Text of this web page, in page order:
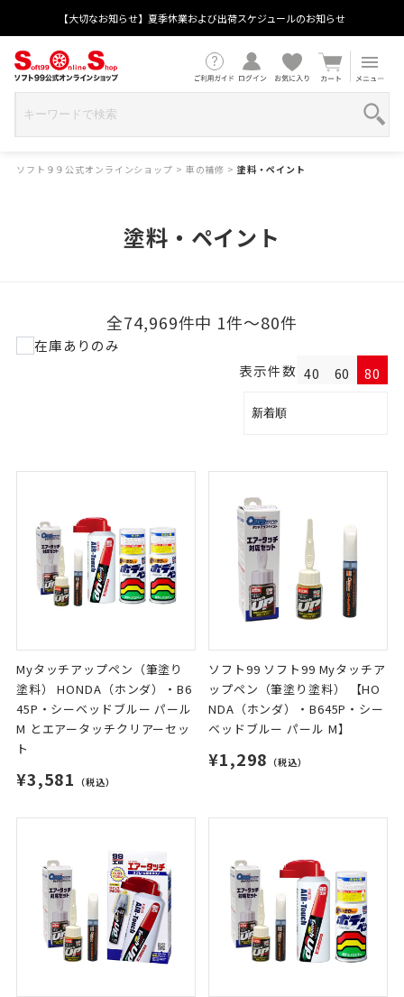
【大切なお知らせ】夏季休業および出荷スケジュールのお知らせ
ソフト９９公式オンラインショップ > 車の補修 > 塗料・ペイント
塗料・ペイント
全74,969件中 1件～80件
在庫ありのみ
表示件数 40 60 80
Myタッチアップペン（筆塗り
塗料） HONDA（ホンダ）・B6
45P・シーベッドブルー パール
M とエアータッチクリアーセッ
ト
¥3,581 （税込）
ソフト99 ソフト99 Myタッチア
ップペン（筆塗り塗料） 【HO
NDA（ホンダ）・B645P・シー
ベッドブルー パール M】
¥1,298 （税込）